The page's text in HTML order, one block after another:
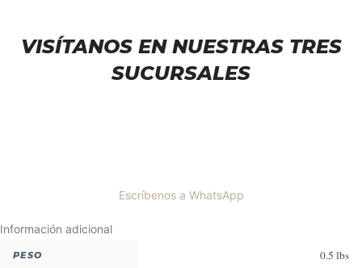
VISÍTANOS EN NUESTRAS TRES
SUCURSALES
Escríbenos a WhatsApp
Información adicional
PESO 0.5 lbs